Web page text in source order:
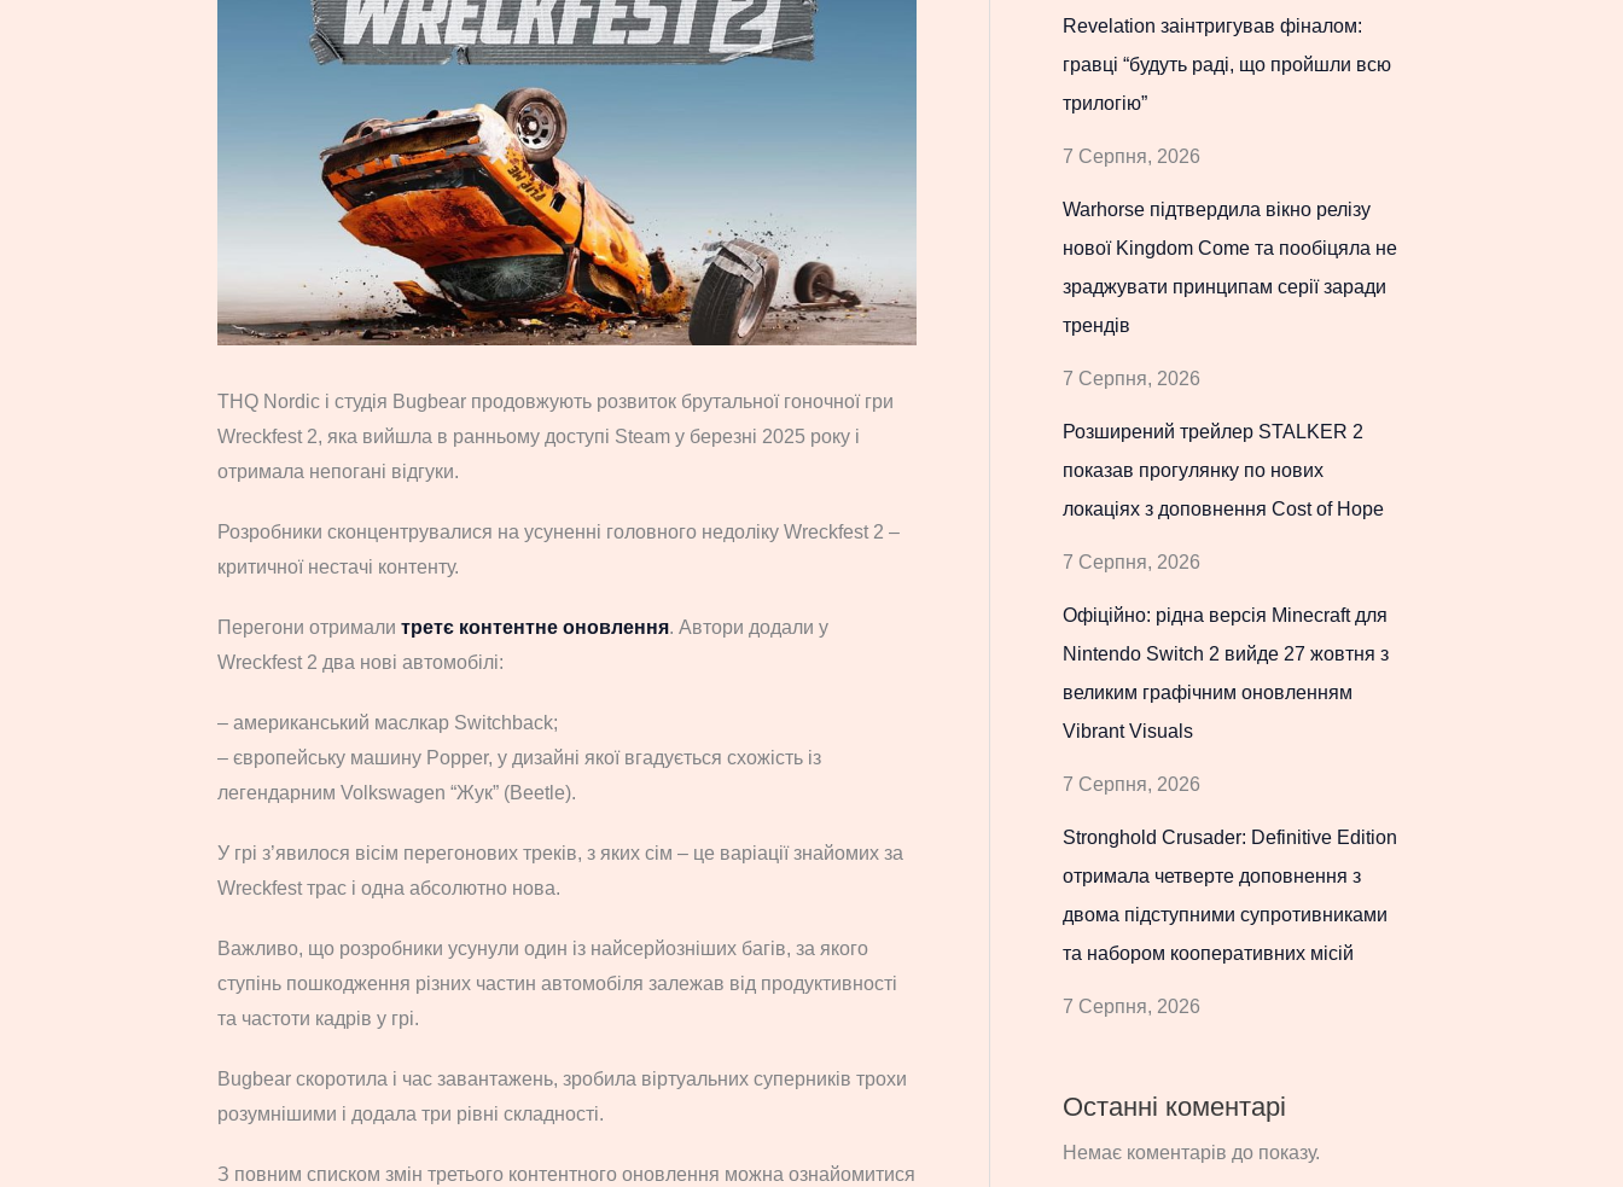
THQ Nordic і студія Bugbear продовжують розвиток брутальної гоночної гри
Wreckfest 2, яка вийшла в ранньому доступі Steam у березні 2025 року і
отримала непогані відгуки.
Розробники сконцентрувалися на усуненні головного недоліку Wreckfest 2 –
критичної нестачі контенту.
Перегони отримали третє контентне оновлення. Автори додали у
Wreckfest 2 два нові автомобілі:
– американський маслкар Switchback;
– європейську машину Popper, у дизайні якої вгадується схожість із
легендарним Volkswagen “Жук” (Beetle).
У грі з’явилося вісім перегонових треків, з яких сім – це варіації знайомих за
Wreckfest трас і одна абсолютно нова.
Важливо, що розробники усунули один із найсерйозніших багів, за якого
ступінь пошкодження різних частин автомобіля залежав від продуктивності
та частоти кадрів у грі.
Bugbear скоротила і час завантажень, зробила віртуальних суперників трохи
розумнішими і додала три рівні складності.
З повним списком змін третього контентного оновлення можна ознайомитися
Revelation заінтригував фіналом:
гравці “будуть раді, що пройшли всю
трилогію”
7 Серпня, 2026
Warhorse підтвердила вікно релізу
нової Kingdom Come та пообіцяла не
зраджувати принципам серії заради
трендів
7 Серпня, 2026
Розширений трейлер STALKER 2
показав прогулянку по нових
локаціях з доповнення Cost of Hope
7 Серпня, 2026
Офіційно: рідна версія Minecraft для
Nintendo Switch 2 вийде 27 жовтня з
великим графічним оновленням
Vibrant Visuals
7 Серпня, 2026
Stronghold Crusader: Definitive Edition
отримала четверте доповнення з
двома підступними супротивниками
та набором кооперативних місій
7 Серпня, 2026
Останні коментарі
Немає коментарів до показу.